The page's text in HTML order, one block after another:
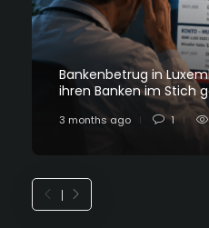
Bankenbetrug in
ihren Banken im Stich
3 months ago 1